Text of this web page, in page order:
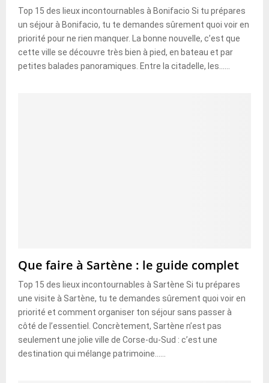
Top 15 des lieux incontournables à Bonifacio Si tu prépares
un séjour à Bonifacio, tu te demandes sûrement quoi voir en
priorité pour ne rien manquer. La bonne nouvelle, c’est que
cette ville se découvre très bien à pied, en bateau et par
petites balades panoramiques. Entre la citadelle, les......
Que faire à Sartène : le guide complet
Top 15 des lieux incontournables à Sartène Si tu prépares
une visite à Sartène, tu te demandes sûrement quoi voir en
priorité et comment organiser ton séjour sans passer à
côté de l’essentiel. Concrètement, Sartène n’est pas
seulement une jolie ville de Corse-du-Sud : c’est une
destination qui mélange patrimoine......